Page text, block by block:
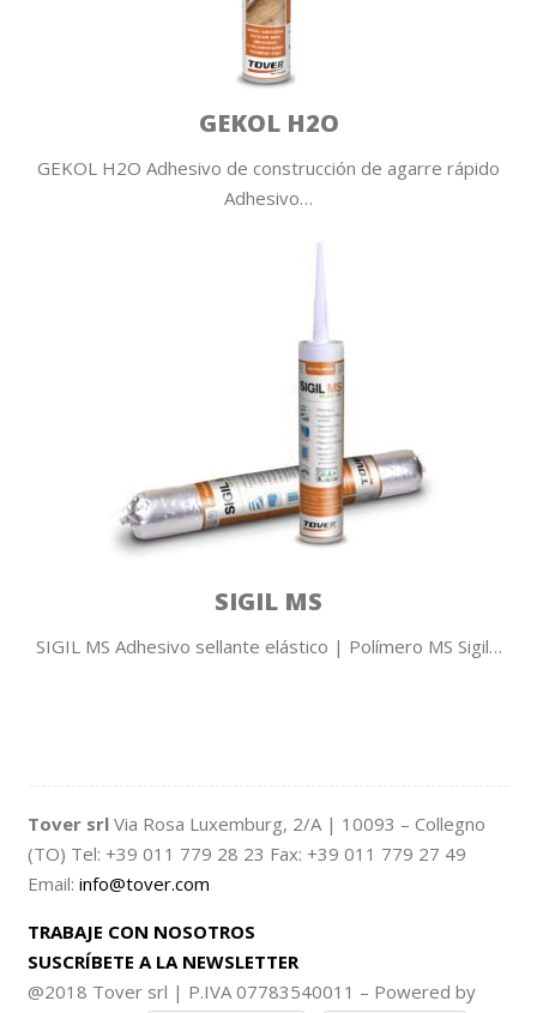
GEKOL H2O
GEKOL H2O Adhesivo de construcción de agarre rápido
Adhesivo…
SIGIL MS
SIGIL MS Adhesivo sellante elástico | Polímero MS Sigil…
Tover srl Via Rosa Luxemburg, 2/A | 10093 – Collegno
(TO) Tel: +39 011 779 28 23 Fax: +39 011 779 27 49
Email: info@tover.com
TRABAJE CON NOSOTROS
SUSCRÍBETE A LA NEWSLETTER
@2018 Tover srl | P.IVA 07783540011 – Powered by